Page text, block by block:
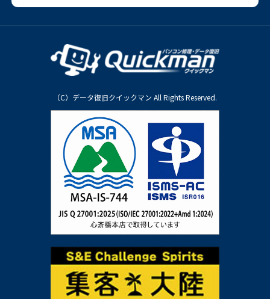
（C）データ復旧クイックマン All Rights Reserved.